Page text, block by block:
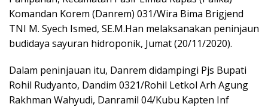
Komandan Korem (Danrem) 031/Wira Bima Brigjend
TNI M. Syech Ismed, SE.M.Han melaksanakan peninjaun
budidaya sayuran hidroponik, Jumat (20/11/2020).
Dalam peninjauan itu, Danrem didampingi Pjs Bupati
Rohil Rudyanto, Dandim 0321/Rohil Letkol Arh Agung
Rakhman Wahyudi, Danramil 04/Kubu Kapten Inf